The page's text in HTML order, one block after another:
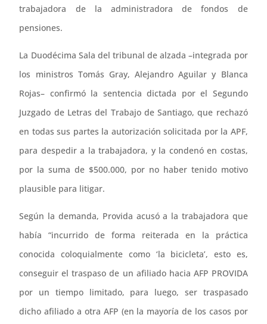
trabajadora de la administradora de fondos de
pensiones.
La Duodécima Sala del tribunal de alzada –integrada por
los ministros Tomás Gray, Alejandro Aguilar y Blanca
Rojas– confirmó la sentencia dictada por el Segundo
Juzgado de Letras del Trabajo de Santiago, que rechazó
en todas sus partes la autorización solicitada por la APF,
para despedir a la trabajadora, y la condenó en costas,
por la suma de $500.000, por no haber tenido motivo
plausible para litigar.
Según la demanda, Provida acusó a la trabajadora que
había “incurrido de forma reiterada en la práctica
conocida coloquialmente como ‘la bicicleta’, esto es,
conseguir el traspaso de un afiliado hacia AFP PROVIDA
por un tiempo limitado, para luego, ser traspasado
dicho afiliado a otra AFP (en la mayoría de los casos por